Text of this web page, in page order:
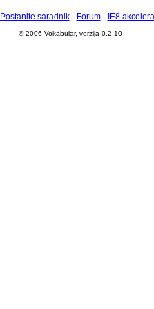
Postanite saradnik- Forum- IE8
© 2006 Vokabular, verzija 0.2.10